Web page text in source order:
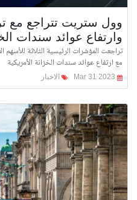
وول ستريت تتراجع مع
وارتفاع عوائد سندات
تراجعت المؤشرات الرئيسية الثلاثة للأسهم
مع ارتفاع عوائد سندات الخزانة الأمريكية
الاخبار